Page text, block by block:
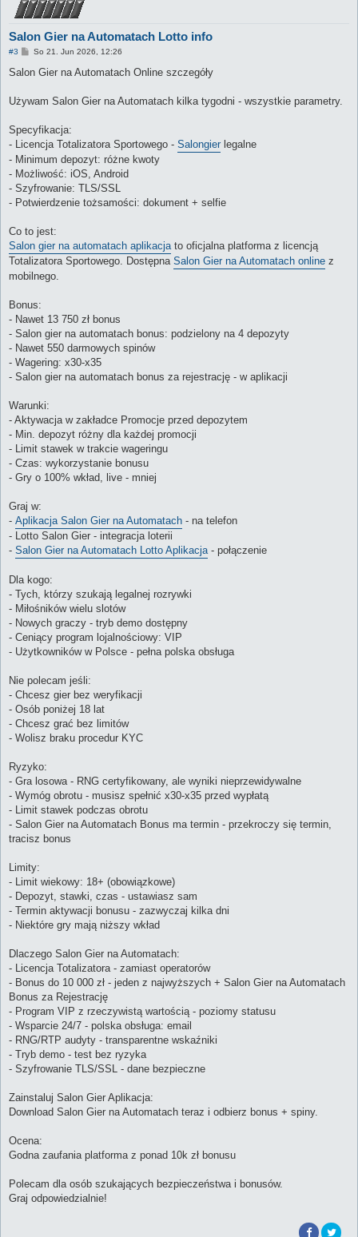
Salon Gier na Automatach Lotto info
#3
B
i
a
So 21. Jun 2026, 12:26
Salon Gier na Automatach Online szczegóły
Używam Salon Gier na Automatach kilka tygodni - wszystkie parametry.
Specyfikacja:
- Licencja Totalizatora Sportowego - Salongier legalne
- Minimum depozyt: różne kwoty
- Możliwość: iOS, Android
- Szyfrowanie: TLS/SSL
- Potwierdzenie tożsamości: dokument + selfie
Co to jest:
Salon gier na automatach aplikacjato oficjalna platforma z licencją
Totalizatora Sportowego. Dostępna Salon Gier na Automatach online z
mobilnego.
Bonus:
- Nawet 13 750 zł bonus
- Salon gier na automatach bonus: podzielony na 4 depozyty
- Nawet 550 darmowych spinów
- Wagering: x30-x35
- Salon gier na automatach bonus za rejestrację - w aplikacji
Warunki:
- Aktywacja w zakładce Promocje przed depozytem
- Min. depozyt różny dla każdej promocji
- Limit stawek w trakcie wageringu
- Czas: wykorzystanie bonusu
- Gry o 100% wkład, live - mniej
Graj w:
- Aplikacja Salon Gier na Automatach - na telefon
- Lotto Salon Gier - integracja loterii
- Salon Gier na Automatach Lotto Aplikacja- połączenie
Dla kogo:
- Tych, którzy szukają legalnej rozrywki
- Miłośników wielu slotów
- Nowych graczy - tryb demo dostępny
- Ceniący program lojalnościowy: VIP
- Użytkowników w Polsce - pełna polska obsługa
Nie polecam jeśli:
- Chcesz gier bez weryfikacji
- Osób poniżej 18 lat
- Chcesz grać bez limitów
- Wolisz braku procedur KYC
Ryzyko:
- Gra losowa - RNG certyfikowany, ale wyniki nieprzewidywalne
- Wymóg obrotu - musisz spełnić x30-x35 przed wypłatą
- Limit stawek podczas obrotu
- Salon Gier na Automatach Bonus ma termin - przekroczy się termin,
tracisz bonus
Limity:
- Limit wiekowy: 18+ (obowiązkowe)
- Depozyt, stawki, czas - ustawiasz sam
- Termin aktywacji bonusu - zazwyczaj kilka dni
- Niektóre gry mają niższy wkład
Dlaczego Salon Gier na Automatach:
- Licencja Totalizatora - zamiast operatorów
- Bonus do 10 000 zł - jeden z najwyższych + Salon Gier na Automatach
Bonus za Rejestrację
- Program VIP z rzeczywistą wartością - poziomy statusu
- Wsparcie 24/7 - polska obsługa: email
- RNG/RTP audyty - transparentne wskaźniki
- Tryb demo - test bez ryzyka
- Szyfrowanie TLS/SSL - dane bezpieczne
Zainstaluj Salon Gier Aplikacja:
Download Salon Gier na Automatach teraz i odbierz bonus + spiny.
Ocena:
Godna zaufania platforma z ponad 10k zł bonusu
Polecam dla osób szukających bezpieczeństwa i bonusów.
Graj odpowiedzialnie!